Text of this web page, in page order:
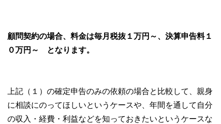
顧問契約の場合、料金は毎月税抜１万円～、決算申告料１
０万円～ となります。
上記（１）の確定申告のみの依頼の場合と比較して、親身
に相談にのってほしいというケースや、年間を通して自分
の収入・経費・利益などを知っておきたいというケースな